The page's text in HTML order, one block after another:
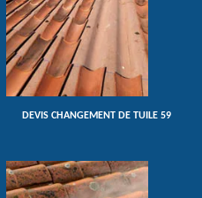
DEVIS CHANGEMENT DE TUILE 59